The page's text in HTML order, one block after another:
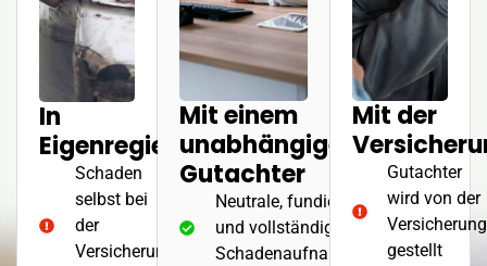
In
Eigenregie
Schaden
selbst bei
der
Versicherung
Mit einem
unabhängigen
Gutachter
Neutrale, fundierte
und vollständige
Schadenaufnahme
Mit der
Gutachter
wird von der
Versicherung
gestellt